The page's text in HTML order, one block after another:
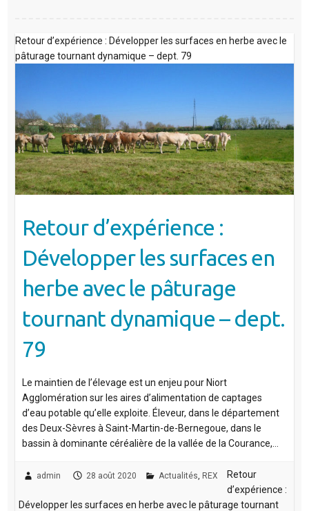
Retour d’expérience : Développer les surfaces en herbe avec le
pâturage tournant dynamique – dept. 79
Retour d’expérience :
Développer les surfaces en
herbe avec le pâturage
tournant dynamique – dept.
79
Le maintien de l’élevage est un enjeu pour Niort
Agglomération sur les aires d’alimentation de captages
d’eau potable qu’elle exploite. Éleveur, dans le département
des Deux-Sèvres à Saint-Martin-de-Bernegoue, dans le
bassin à dominante céréalière de la vallée de la Courance,…
admin 28 août 2020 Actualités, REX
Retour
d’expérience :
Développer les surfaces en herbe avec le pâturage tournant